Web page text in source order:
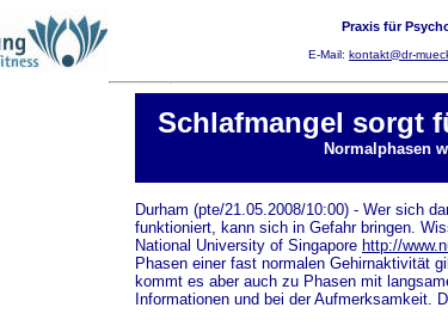
Praxis für
E-Mail: kontakt@dr-
Schlafmangel sorgt
Normalphasen
Durham (pte/21.05.2008/10:00) - Wer sich
funktioniert, kann sich in Gefahr bringen.
National University of Singapore http://
Phasen einer fast normalen Gehirnaktivität
kommt es aber auch zu Phasen mit
Informationen und bei der Aufmerksamkeit.